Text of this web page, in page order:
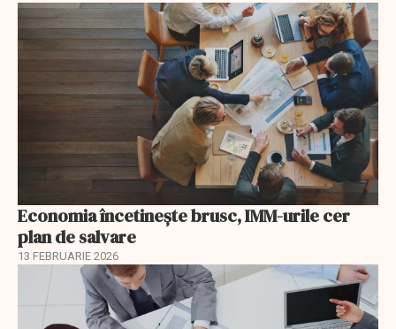
Economia încetinește brusc, IMM-urile cer
plan de salvare
13 FEBRUARIE 2026